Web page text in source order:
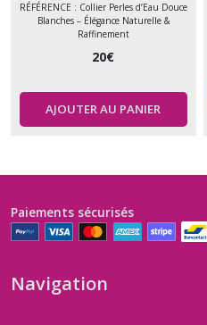
RÉFÉRENCE : Collier Perles d’Eau Douce
Blanches – Élégance Naturelle &
Raffinement
20€
AJOUTER AU PANIER
Paiements sécurisés
Navigation